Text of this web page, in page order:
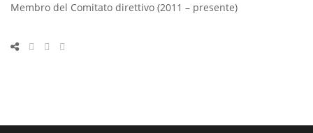
Membro del Comitato direttivo (2011 – presente)